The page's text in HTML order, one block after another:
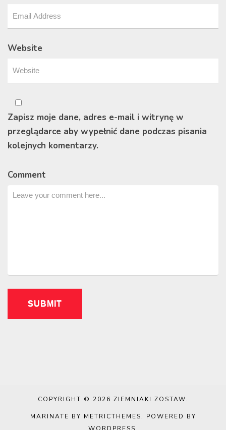
Website
Zapisz moje dane, adres e-mail i witrynę w
przeglądarce aby wypełnić dane podczas pisania
kolejnych komentarzy.
Comment
COPYRIGHT © 2026 ZIEMNIAKI ZOSTAW.
MARINATE BY METRICTHEMES. POWERED BY